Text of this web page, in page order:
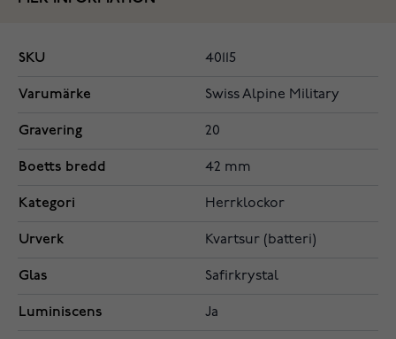
SKU 40115
Varumärke Swiss Alpine Military
Gravering 20
Boetts bredd 42 mm
Kategori Herrklockor
Urverk Kvartsur (batteri)
Glas Safirkrystal
Luminiscens Ja